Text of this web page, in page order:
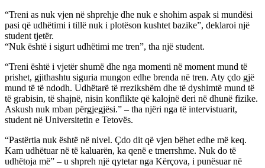
“Treni as nuk vjen në shprehje dhe nuk e shohim aspak si mundësi
pasi që udhëtimi i tillë nuk i plotëson kushtet bazike”, deklaroi një
student tjetër.
“Nuk është i sigurt udhëtimi me tren”, tha një student.
“Treni është i vjetër shumë dhe nga momenti në moment mund të
prishet, gjithashtu siguria mungon edhe brenda në tren. Aty çdo gjë
mund të të ndodh. Udhëtarë të rrezikshëm dhe të dyshimtë mund të
të grabisin, të shajnë, nisin konflikte që kalojnë deri në dhunë fizike.
Askush nuk mban përgjegjësi.” – tha njëri nga të intervistuarit,
student në Universitetin e Tetovës.
“Pastërtia nuk është në nivel. Çdo dit që vjen bëhet edhe më keq.
Kam udhëtuar në të kaluarën, ka qenë e tmerrshme. Nuk do të
udhëtoja më” – u shpreh një qytetar nga Kërçova, i punësuar në